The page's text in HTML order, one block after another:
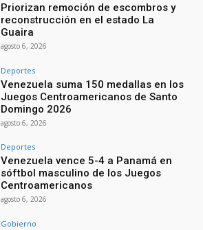
Priorizan remoción de escombros y
reconstrucción en el estado La
Guaira
agosto 6, 2026
Deportes
Venezuela suma 150 medallas en los
Juegos Centroamericanos de Santo
Domingo 2026
agosto 6, 2026
Deportes
Venezuela vence 5-4 a Panamá en
sóftbol masculino de los Juegos
Centroamericanos
agosto 6, 2026
Gobierno